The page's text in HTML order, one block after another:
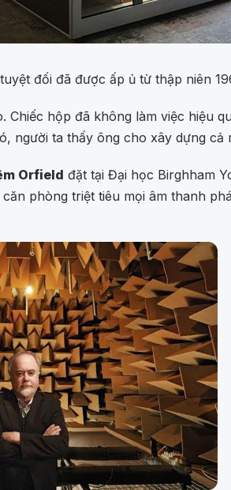
đối đã được ấp ủ từ thập niên
Chiếc hộp đã không làm việc hiệu
người ta thấy ông cho xây dựng
Orfield đặt tại Đại học Birghham
phòng triệt tiêu mọi âm thanh